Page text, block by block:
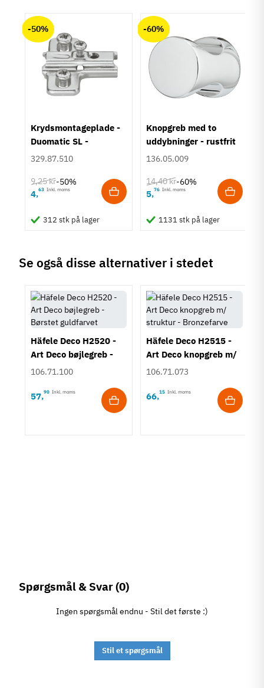
Zinklegering
Overflade
Forkromet
Poleret
Hulafstand
Montering
M4 bolt
Type
Stil
TilstandNy
-50%
Krydsmontageplade -
Duomatic SL -
Euroskruer
329.87.510
9,25 kr-50%
4,63 Inkl. moms
312 stk på lager
-60%
Knopgreb med to
uddybninger - rustfrit
stål
136.05.009
14,40 kr-60%
5,76 Inkl. moms
1131 stk på lager
Se også disse alternativer i stedet
Häfele Deco H2520 -
Art Deco bøjlegreb -
Børstet guldfarvet
106.71.100
57,90 Inkl. moms
Häfele Deco H2515 -
Art Deco knopgreb m/
struktur - Bronzefarve
106.71.073
66,15 Inkl. moms
Spørgsmål & Svar(0)
Ingen spørgsmål endnu - Stil det første :)
Stil et spørgsmål